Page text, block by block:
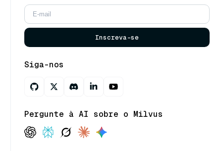
Inscreva-se
Siga-nos
Pergunte à AI sobre o Milvus